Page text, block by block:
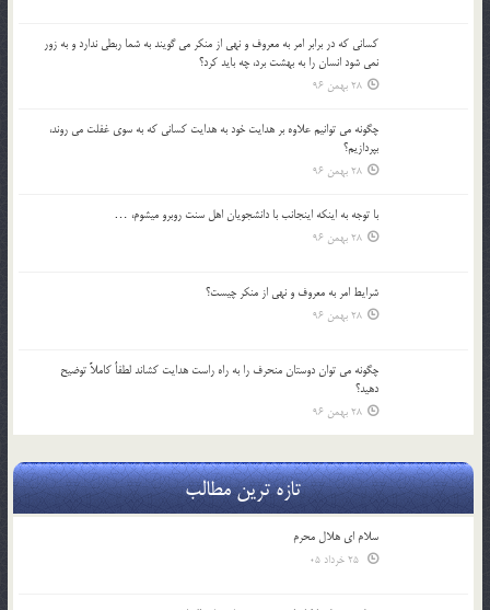
كساني كه در برابر امر به معروف و نهي از منكر مي گويند به شما ربطي ندارد و به زور
نمي شود انسان را به بهشت برد، چه بايد كرد؟
28 بهمن 96
چگونه مي توانيم علاوه بر هدايت خود به هدايت كساني كه به سوي غفلت مي روند،
بپردازيم؟
28 بهمن 96
با توجه به اينكه اينجانب با دانشجويان اهل سنت روبرو مي‎شوم، …
28 بهمن 96
شرايط امر به معروف و نهي از منكر چيست؟
28 بهمن 96
چگونه مي توان دوستان منحرف را به راه راست هدايت كشاند لطفاٌ كاملاً توضيح
دهيد؟
28 بهمن 96
تازه ترین مطالب
سلام ای هلال محرم